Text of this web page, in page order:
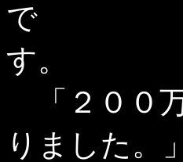
で
す。
「２００
りました。